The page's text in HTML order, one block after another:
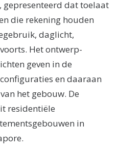
dat toelaat
die rekening houden
daglicht,
Het ontwerp-
geven in de
en daaraan
het gebouw. De
residentiële
in